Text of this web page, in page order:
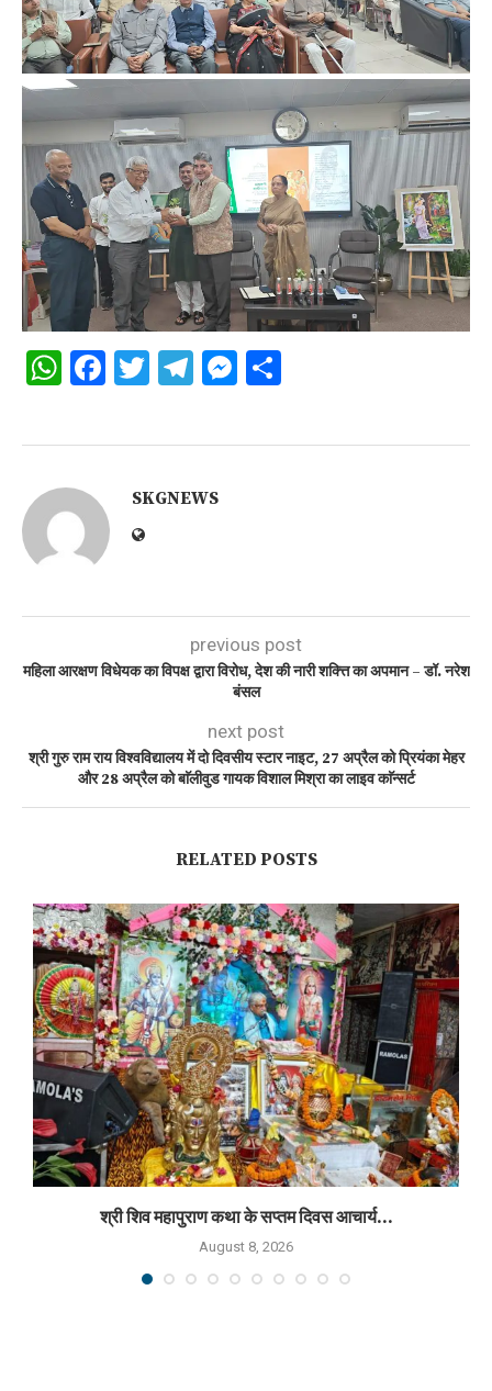
WhatsApp
Facebook
Twitter
Telegram
Messenger
SKGNEWS
previous post
महिला आरक्षण विधेयक का विपक्ष द्वारा विरोध, देश की नारी शक्त्ति का अपमान – डॉ. नरेश
बंसल
next post
श्री गुरु राम राय विश्वविद्यालय में दो दिवसीय स्टार नाइट, 27 अप्रैल को प्रियंका मेहर
और 28 अप्रैल को बाॅलीवुड गायक विशाल मिश्रा का लाइव काॅन्सर्ट
RELATED POSTS
श्री शिव महापुराण कथा के सप्तम दिवस आचार्य...
August 8, 2026